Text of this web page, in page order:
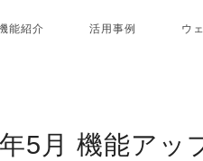
能紹介 活用事例 ウ
5月 機能アッ